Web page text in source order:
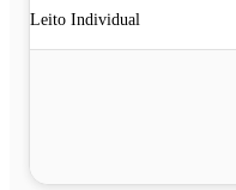
Leito Individual